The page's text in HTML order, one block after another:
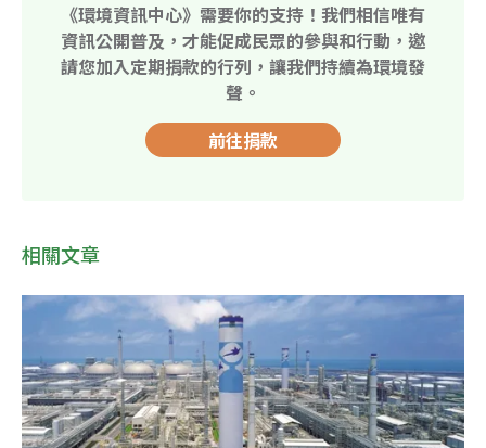
《環境資訊中心》需要你的支持！我們相信唯有
資訊公開普及，才能促成民眾的參與和行動，邀
請您加入定期捐款的行列，讓我們持續為環境發
聲。
前往捐款
相關文章